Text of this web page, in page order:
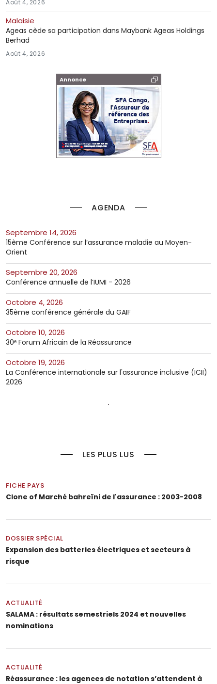
Annonce
AGENDA
septembre 14, 2026
15ème Conférence sur l’assurance maladie au Moyen-
Orient
septembre 20, 2026
Conférence annuelle de l’IUMI - 2026
octobre 4, 2026
35ème conférence générale du GAIF
octobre 10, 2026
30ᵉ Forum Africain de la Réassurance
octobre 19, 2026
La Conférence internationale sur l'assurance inclusive (ICII)
2026
LES PLUS LUS
FICHE PAYS
Clone of Marché bahreïni de l'assurance : 2003-2008
DOSSIER SPÉCIAL
Expansion des batteries électriques et secteurs à
risque
ACTUALITÉ
SALAMA : résultats semestriels 2024 et nouvelles
nominations
ACTUALITÉ
Réassurance : les agences de notation s’attendent à
Août 4, 2026
Malaisie
Ageas cède sa participation dans Maybank Ageas Holdings
Berhad
Août 4, 2026